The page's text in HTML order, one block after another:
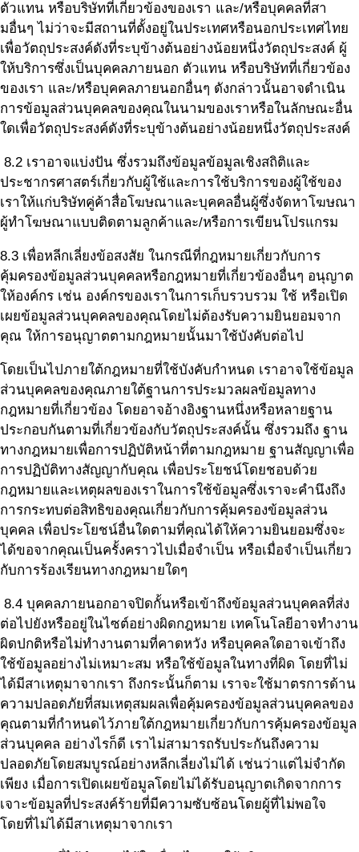
ตัวแทน หรือบริษัทที่เกี่ยวข้องของเรา และ/หรือบุคคลที่สา
มอื่นๆ ไม่ว่าจะมีสถานที่ตั้งอยู่ในประเทศหรือนอกประเทศไทย
เพื่อวัตถุประสงค์ดังที่ระบุข้างต้นอย่างน้อยหนึ่งวัตถุประสงค์ ผู้
ให้บริการซึ่งเป็นบุคคลภายนอก ตัวแทน หรือบริษัทที่เกี่ยวข้อง
ของเรา และ/หรือบุคคลภายนอกอื่นๆ ดังกล่าวนั้นอาจดำเนิน
การข้อมูลส่วนบุคคลของคุณในนามของเราหรือในลักษณะอื่น
ใดเพื่อวัตถุประสงค์ดังที่ระบุข้างต้นอย่างน้อยหนึ่งวัตถุประสงค์
8.2 เราอาจแบ่งปัน ซึ่งรวมถึงข้อมูลข้อมูลเชิงสถิติและ
ประชากรศาสตร์เกี่ยวกับผู้ใช้และการใช้บริการของผู้ใช้ของ
เราให้แก่บริษัทคู่ค้าสื่อโฆษณาและบุคคลอื่นผู้ซึ่งจัดหาโฆษณา
ผู้ทำโฆษณาแบบติดตามลูกค้าและ/หรือการเขียนโปรแกรม
8.3 เพื่อหลีกเลี่ยงข้อสงสัย ในกรณีที่กฎหมายเกี่ยวกับการ
คุ้มครองข้อมูลส่วนบุคคลหรือกฎหมายที่เกี่ยวข้องอื่นๆ อนุญาต
ให้องค์กร เช่น องค์กรของเราในการเก็บรวบรวม ใช้ หรือเปิด
เผยข้อมูลส่วนบุคคลของคุณโดยไม่ต้องรับความยินยอมจาก
คุณ ให้การอนุญาตตามกฎหมายนั้นมาใช้บังคับต่อไป
โดยเป็นไปภายใต้กฎหมายที่ใช้บังคับกำหนด เราอาจใช้ข้อมูล
ส่วนบุคคลของคุณภายใต้ฐานการประมวลผลข้อมูลทาง
กฎหมายที่เกี่ยวข้อง โดยอาจอ้างอิงฐานหนึ่งหรือหลายฐาน
ประกอบกันตามที่เกี่ยวข้องกับวัตถุประสงค์นั้น ซึ่งรวมถึง ฐาน
ทางกฎหมายเพื่อการปฏิบัติหน้าที่ตามกฎหมาย ฐานสัญญาเพื่อ
การปฏิบัติทางสัญญากับคุณ เพื่อประโยชน์โดยชอบด้วย
กฎหมายและเหตุผลของเราในการใช้ข้อมูลซึ่งเราจะคำนึงถึง
การกระทบต่อสิทธิของคุณเกี่ยวกับการคุ้มครองข้อมูลส่วน
บุคคล เพื่อประโยชน์อื่นใดตามที่คุณได้ให้ความยินยอมซึ่งจะ
ได้ขอจากคุณเป็นครั้งคราวไปเมื่อจำเป็น หรือเมื่อจำเป็นเกี่ยว
กับการร้องเรียนทางกฎหมายใดๆ
8.4 บุคคลภายนอกอาจปิดกั้นหรือเข้าถึงข้อมูลส่วนบุคคลที่ส่ง
ต่อไปยังหรืออยู่ในไซต์อย่างผิดกฎหมาย เทคโนโลยีอาจทำงาน
ผิดปกติหรือไม่ทำงานตามที่คาดหวัง หรือบุคคลใดอาจเข้าถึง
ใช้ข้อมูลอย่างไม่เหมาะสม หรือใช้ข้อมูลในทางที่ผิด โดยที่ไม่
ได้มีสาเหตุมาจากเรา ถึงกระนั้นก็ตาม เราจะใช้มาตรการด้าน
ความปลอดภัยที่สมเหตุสมผลเพื่อคุ้มครองข้อมูลส่วนบุคคลของ
คุณตามที่กำหนดไว้ภายใต้กฎหมายเกี่ยวกับการคุ้มครองข้อมูล
ส่วนบุคคล อย่างไรก็ดี เราไม่สามารถรับประกันถึงความ
ปลอดภัยโดยสมบูรณ์อย่างหลีกเลี่ยงไม่ได้ เช่นว่าแต่ไม่จำกัด
เพียง เมื่อการเปิดเผยข้อมูลโดยไม่ได้รับอนุญาตเกิดจากการ
เจาะข้อมูลที่ประสงค์ร้ายที่มีความซับซ้อนโดยผู้ที่ไม่พอใจ
โดยที่ไม่ได้มีสาเหตุมาจากเรา